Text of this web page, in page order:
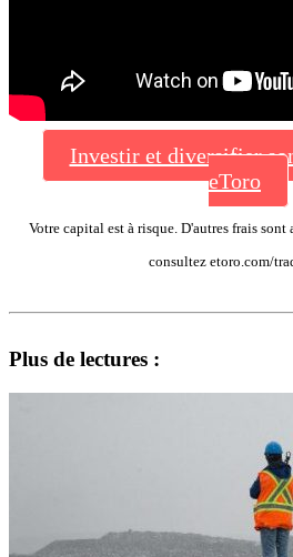
Investir et diversifier
eToro
Votre capital est à risque. D'autres frais
consultez etoro.com/
Plus de lectures :